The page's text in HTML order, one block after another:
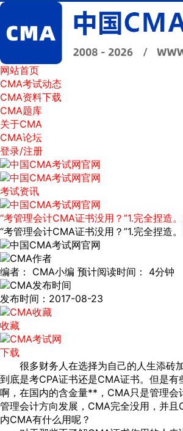
网站首页
CMA考试动态
CMA资料下载
CMA题库
关于CMA
CMA论坛
登录/注册
考试资讯
“考管理会计CMA证书没用？”1.完全捏造
“考管理会计CMA证书没用？”1.完全捏造
编者： CMA小编 预计阅读时间： 4分钟
发布时间：2017-08-23
收藏
下载
很多财务人在选择为自己的人生添砖
到底是考CPA证书还是CMA证书。但是有
啊，在国内的含金量**，CMA只是管理会
管理会计方向发展，CMA完全没用，并且
内CMA有什么用呢？